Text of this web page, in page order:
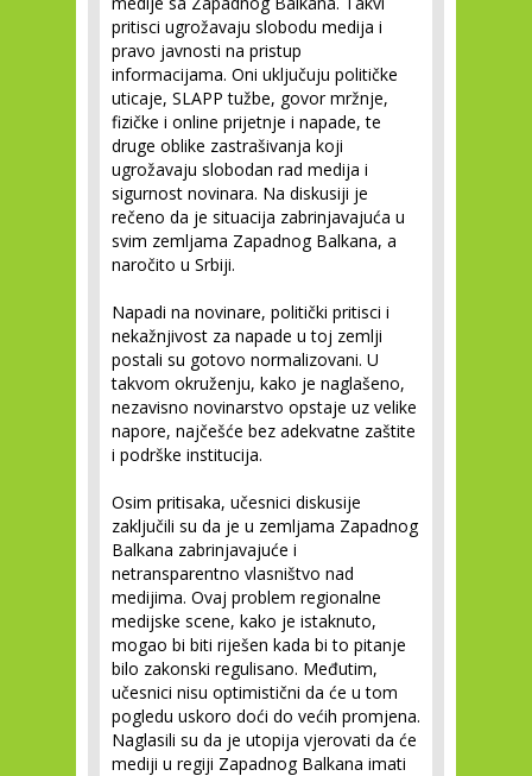
pritisci ugrožavaju slobodu medija i
pravo javnosti na pristup
informacijama. Oni uključuju političke
uticaje, SLAPP tužbe, govor mržnje,
fizičke i online prijetnje i napade, te
druge oblike zastrašivanja koji
ugrožavaju slobodan rad medija i
sigurnost novinara. Na diskusiji je
rečeno da je situacija zabrinjavajuća u
svim zemljama Zapadnog Balkana, a
naročito u Srbiji.
Napadi na novinare, politički pritisci i
nekažnjivost za napade u toj zemlji
postali su gotovo normalizovani. U
takvom okruženju, kako je naglašeno,
nezavisno novinarstvo opstaje uz velike
napore, najčešće bez adekvatne zaštite
i podrške institucija.
Osim pritisaka, učesnici diskusije
zaključili su da je u zemljama Zapadnog
Balkana zabrinjavajuće i
netransparentno vlasništvo nad
medijima. Ovaj problem regionalne
medijske scene, kako je istaknuto,
mogao bi biti riješen kada bi to pitanje
bilo zakonski regulisano. Međutim,
učesnici nisu optimistični da će u tom
pogledu uskoro doći do većih promjena.
Naglasili su da je utopija vjerovati da će
mediji u regiji Zapadnog Balkana imati